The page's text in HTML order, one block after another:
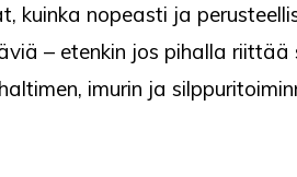
kuinka nopeasti ja
– etenkin jos pihalla
imurin ja